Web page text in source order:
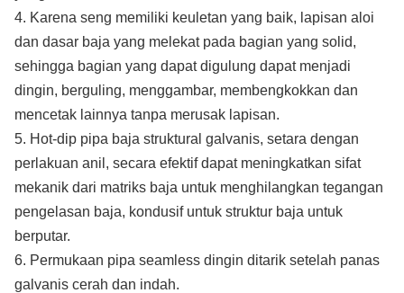
4. Karena seng memiliki keuletan yang baik, lapisan aloi
dan dasar baja yang melekat pada bagian yang solid,
sehingga bagian yang dapat digulung dapat menjadi
dingin, berguling, menggambar, membengkokkan dan
mencetak lainnya tanpa merusak lapisan.
5. Hot-dip pipa baja struktural galvanis, setara dengan
perlakuan anil, secara efektif dapat meningkatkan sifat
mekanik dari matriks baja untuk menghilangkan tegangan
pengelasan baja, kondusif untuk struktur baja untuk
berputar.
6. Permukaan pipa seamless dingin ditarik setelah panas
galvanis cerah dan indah.